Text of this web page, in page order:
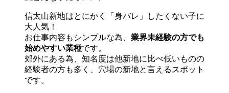
信太山新地はとにかく「身バレ」したくない子に
大人気！
お仕事内容もシンプルな為、 業界未経験の方でも
始めやすい業種です。
郊外にある為、知名度は他新地に比べ低いものの
経験者の方も多く、穴場の新地と言えるスポット
です。